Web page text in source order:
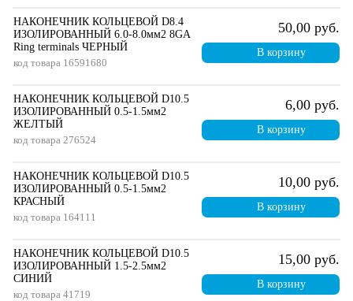
НАКОНЕЧНИК КОЛЬЦЕВОЙ D8.4
ИЗОЛИРОВАННЫЙ 6.0-8.0мм2 8GA
Ring terminals ЧЕРНЫЙ
код товара 16591680
50,00 руб.
В корзину
НАКОНЕЧНИК КОЛЬЦЕВОЙ D10.5
ИЗОЛИРОВАННЫЙ 0.5-1.5мм2
ЖЕЛТЫЙ
код товара 276524
6,00 руб.
В корзину
НАКОНЕЧНИК КОЛЬЦЕВОЙ D10.5
ИЗОЛИРОВАННЫЙ 0.5-1.5мм2
КРАСНЫЙ
код товара 164111
10,00 руб.
В корзину
НАКОНЕЧНИК КОЛЬЦЕВОЙ D10.5
ИЗОЛИРОВАННЫЙ 1.5-2.5мм2
СИНИЙ
код товара 41719
15,00 руб.
В корзину